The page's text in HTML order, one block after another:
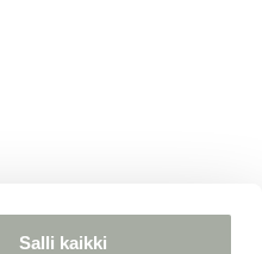
Salli kaikki